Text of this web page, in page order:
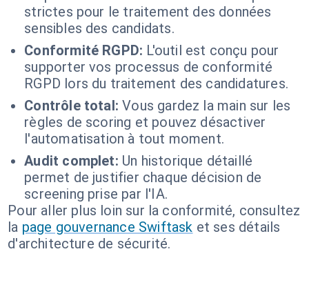
strictes pour le traitement des données
sensibles des candidats.
Conformité RGPD: L'outil est conçu pour
supporter vos processus de conformité
RGPD lors du traitement des candidatures.
Contrôle total: Vous gardez la main sur les
règles de scoring et pouvez désactiver
l'automatisation à tout moment.
Audit complet: Un historique détaillé
permet de justifier chaque décision de
screening prise par l'IA.
Pour aller plus loin sur la conformité, consultez
la page gouvernance Swiftask et ses détails
d'architecture de sécurité.